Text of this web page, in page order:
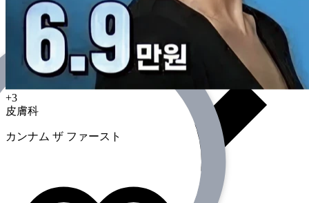
+3
皮膚科
カンナム ザ ファースト
アプリ内ワンタッチ呼出